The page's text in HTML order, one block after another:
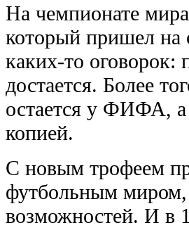
На чемпионате
который пришел
каких-то оговорок:
достается. Более
остается у ФИФА, а
копией.
С новым трофеем
футбольным миром,
возможностей. И в